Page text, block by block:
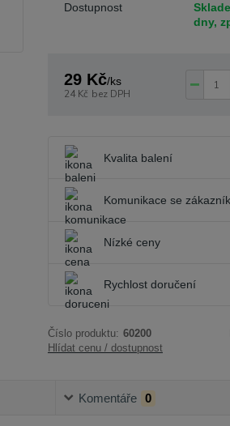
Dostupnost
dny,
29 Kč/ks
24 Kč bez DPH
Kvalita balení
Komunikace se
Nízké ceny
Rychlost doručení
Číslo produktu: 60200
Hlídat cenu / dostupnost
Komentáře 0